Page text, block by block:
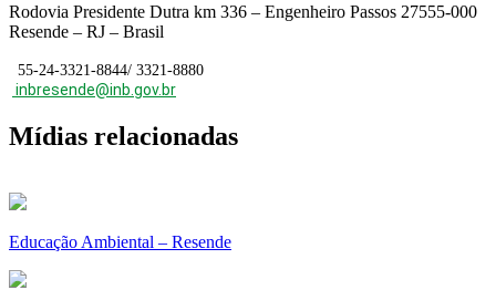
Rodovia Presidente Dutra km 336 – Engenheiro Passos 27555-000
Resende – RJ – Brasil
55-24-3321-8844/ 3321-8880
inbresende@inb.gov.br
Mídias relacionadas
Educação Ambiental – Resende